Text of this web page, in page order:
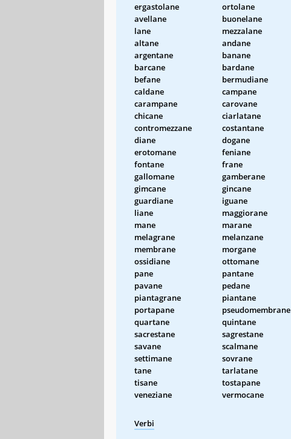
ergastolane ortolane
avellane
buonelane
lane
mezzalane
altane
andane
argentane
banane
barcane
bardane
befane
bermudiane
caldane
campane
carampane
carovane
chicane
ciarlatane
contromezzane
costantane
diane
dogane
erotomane
feniane
fontane
frane
gallomane
gamberane
gimcane
gincane
guardiane
iguane
liane
maggiorane
mane
marane
melagrane
melanzane
membrane
morgane
ossidiane
ottomane
pane
pantane
pavane
pedane
piantagrane
piantane
portapane
pseudomembrane
quartane
quintane
sacrestane
sagrestane
savane
scalmane
settimane
sovrane
tane
tarlatane
tisane
tostapane
veneziane
vermocane
Verbi